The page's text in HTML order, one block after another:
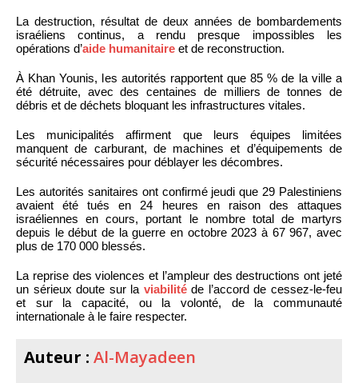
La destruction, résultat de deux années de bombardements
israéliens continus, a rendu presque impossibles les
opérations d’aide humanitaire et de reconstruction.
À Khan Younis, les autorités rapportent que 85 % de la ville a
été détruite, avec des centaines de milliers de tonnes de
débris et de déchets bloquant les infrastructures vitales.
Les municipalités affirment que leurs équipes limitées
manquent de carburant, de machines et d’équipements de
sécurité nécessaires pour déblayer les décombres.
Les autorités sanitaires ont confirmé jeudi que 29 Palestiniens
avaient été tués en 24 heures en raison des attaques
israéliennes en cours, portant le nombre total de martyrs
depuis le début de la guerre en octobre 2023 à 67 967, avec
plus de 170 000 blessés.
La reprise des violences et l’ampleur des destructions ont jeté
un sérieux doute sur la viabilitéde l’accord de cessez-le-feu
et sur la capacité, ou la volonté, de la communauté
internationale à le faire respecter.
Auteur : Al-Mayadeen